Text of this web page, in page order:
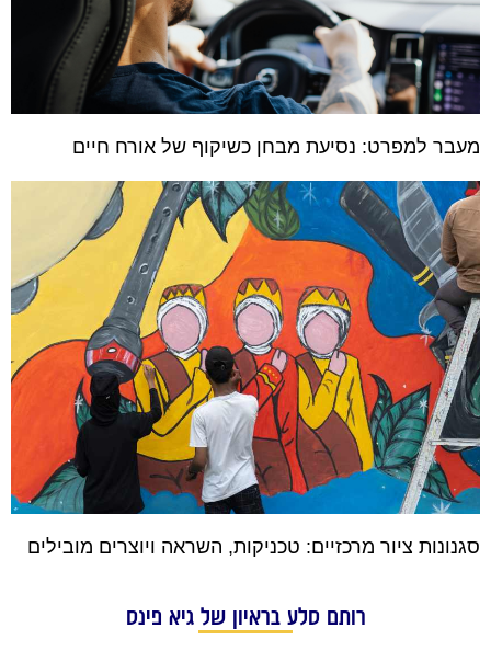
מעבר למפרט: נסיעת מבחן כשיקוף של אורח חיים
סגנונות ציור מרכזיים: טכניקות, השראה ויוצרים מובילים
רותם סלע בראיון של גיא פינס